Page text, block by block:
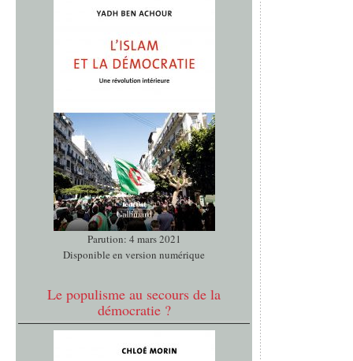
Parution: 4 mars 2021
Disponible en version numérique
Le populisme au secours de la
démocratie ?